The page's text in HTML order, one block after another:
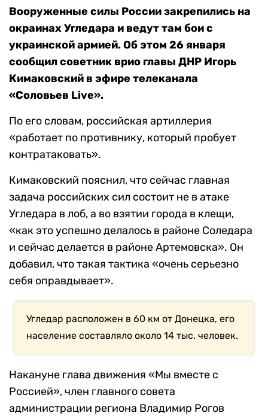
Вооруженные силы России закрепились на
окраинах Угледара и ведут там бои с
украинской армией. Об этом 26 января
сообщил советник врио главы ДНР Игорь
Кимаковский в эфире телеканала
«Соловьев Live».
По его словам, российская артиллерия
«работает по противнику, который пробует
контратаковать».
Кимаковский пояснил, что сейчас главная
задача российских сил состоит не в атаке
Угледара в лоб, а во взятии города в клещи,
«как это успешно делалось в районе Соледара
и сейчас делается в районе Артемовска». Он
добавил, что такая тактика «очень серьезно
себя оправдывает».
Угледар расположен в 60 км от Донецка, его
население составляло около 14 тыс. человек.
Накануне глава движения «Мы вместе с
Россией», член главного совета
администрации региона Владимир Рогов